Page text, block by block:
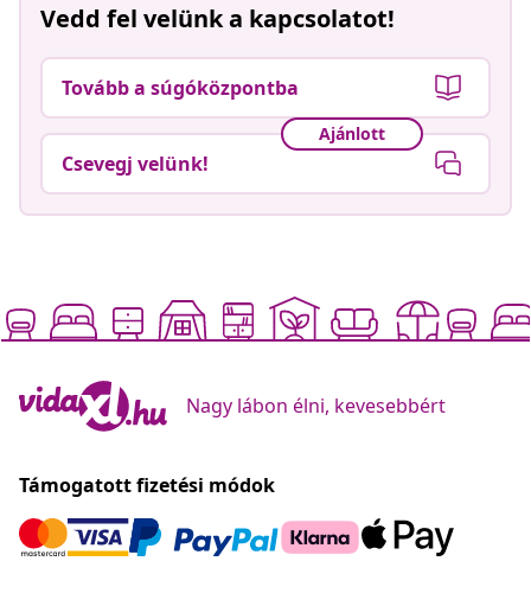
Vedd fel velünk a kapcsolatot!
Tovább a súgóközpontba
Ajánlott
Csevegj velünk!
Nagy lábon élni, kevesebbért
Támogatott fizetési módok